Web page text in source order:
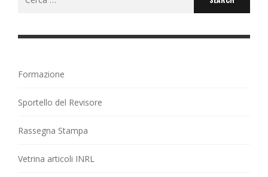
Formazione
Sportello del Revisore
Rassegna Stampa
Vetrina articoli INRL